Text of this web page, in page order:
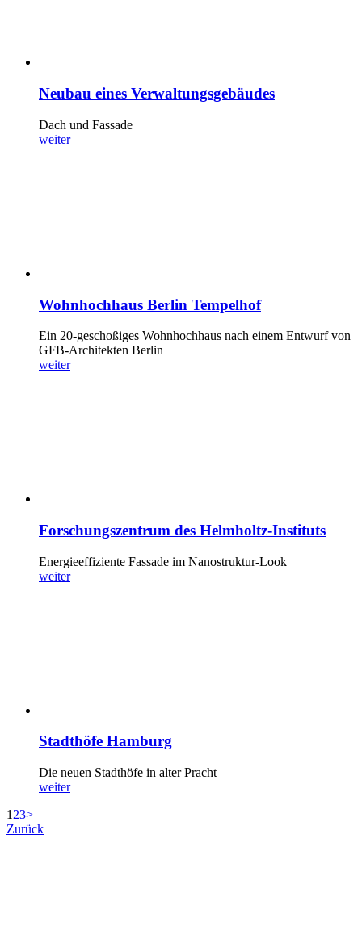
Neubau eines Verwaltungsgebäudes
Dach und Fassade
weiter
Wohnhochhaus Berlin Tempelhof
Ein 20-geschoßiges Wohnhochhaus nach einem Entwurf von
GFB-Architekten Berlin
weiter
Forschungszentrum des Helmholtz-Instituts
Energieeffiziente Fassade im Nanostruktur-Look
weiter
Stadthöfe Hamburg
Die neuen Stadthöfe in alter Pracht
weiter
1 23>
Zurück